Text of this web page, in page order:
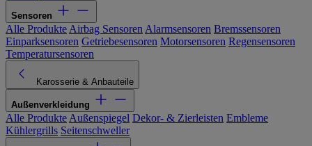
Sensoren
Alle Produkte Airbag Sensoren Alarmsensoren Bremssensoren
Einparksensoren Getriebesensoren Motorsensoren Regensensoren
Temperatursensoren
Karosserie & Anbauteile
Außenverkleidung
Alle Produkte Außenspiegel Dekor- & Zierleisten Embleme
Kühlergrills Seitenschweller